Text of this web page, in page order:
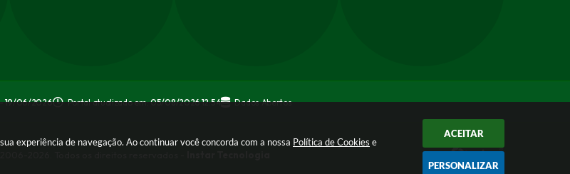
experiência de navegação. Ao continuar você concorda com a nossa Política de Cookies e
ACEITAR
PERSONALIZAR
- 19/06/2026 Portal atualizado em:05/08/2026 12:54 Dados Abertos